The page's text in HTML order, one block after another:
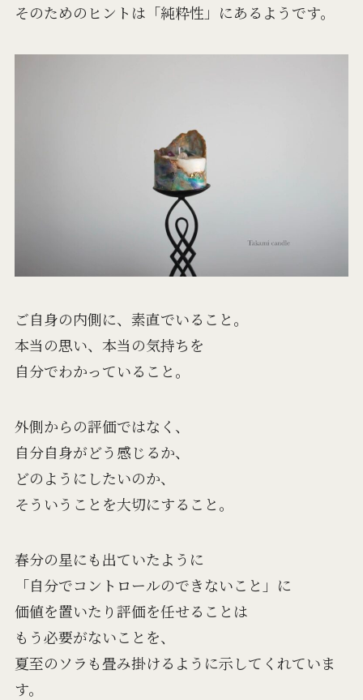
そのためのヒントは「純粋性」にあるようです。
ご自身の内側に、素直でいること。
本当の思い、本当の気持ちを
自分でわかっていること。
外側からの評価ではなく、
自分自身がどう感じるか、
どのようにしたいのか、
そういうことを大切にすること。
春分の星にも出ていたように
「自分でコントロールのできないこと」に
価値を置いたり評価を任せることは
もう必要がないことを、
夏至のソラも畳み掛けるように示してくれていま
す。